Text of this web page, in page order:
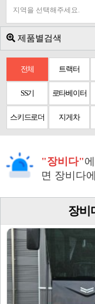
지역을 선택해주세요.
제품별검색
전체 트랙터
SS기 로타베이터
스키드로더 지게차
"장비다"
면 장비다
장비